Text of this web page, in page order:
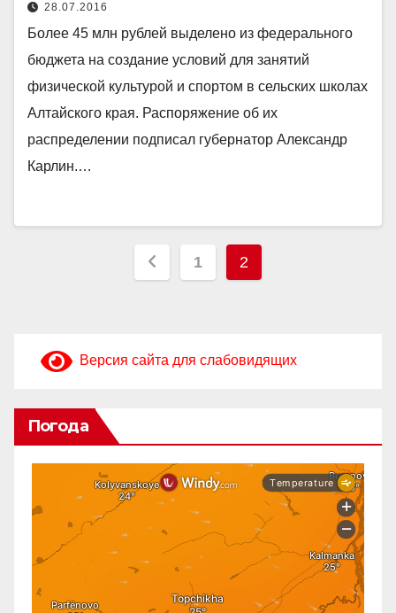
28.07.2016
Более 45 млн рублей выделено из федерального
бюджета на создание условий для занятий
физической культурой и спортом в сельских школах
Алтайского края. Распоряжение об их
распределении подписал губернатор Александр
Карлин.…
Пагинация
1 2
Версия сайта для слабовидящих
Погода